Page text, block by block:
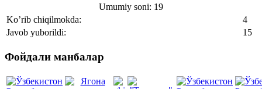
Umumiy soni: 19
Ko’rib chiqilmokda:
4
Javob yuborildi:
15
Фойдали манбалар